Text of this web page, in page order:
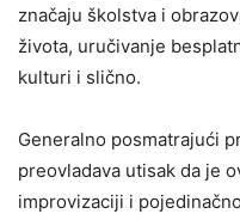
značaju školstva i
života, uručivanje
kulturi i slično.
Generalno posmatrajući
preovladava utisak da je
improvizaciji i